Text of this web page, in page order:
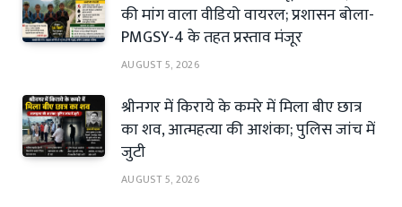
की मांग वाला वीडियो वायरल; प्रशासन बोला-
PMGSY-4 के तहत प्रस्ताव मंजूर
AUGUST 5, 2026
श्रीनगर में किराये के कमरे में मिला बीए छात्र
का शव, आत्महत्या की आशंका; पुलिस जांच में
जुटी
AUGUST 5, 2026